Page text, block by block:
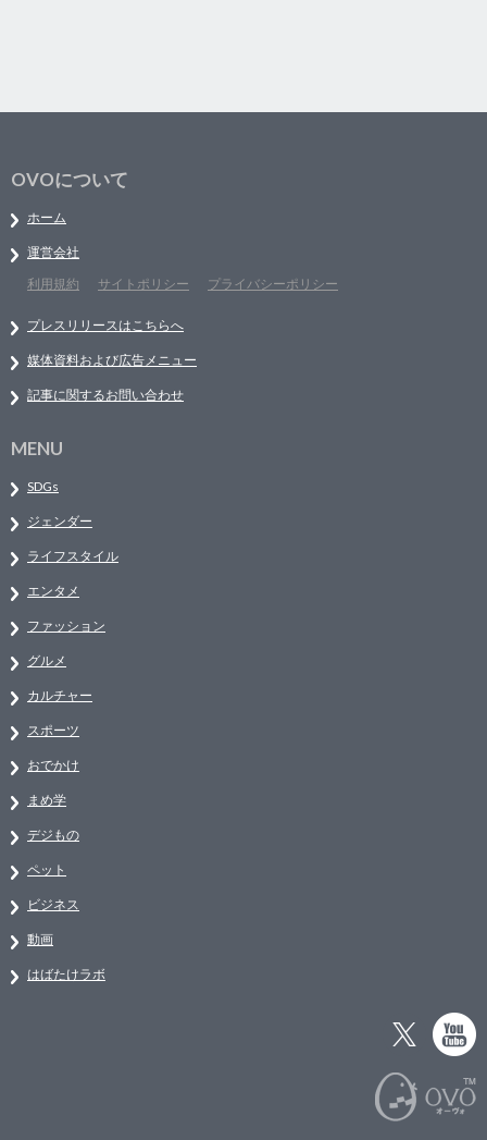
OVOについて
ホーム
運営会社
利用規約
サイトポリシー プライバシーポリシー
プレスリリースはこちらへ
媒体資料および広告メニュー
記事に関するお問い合わせ
MENU
SDGs
ジェンダー
ライフスタイル
エンタメ
ファッション
グルメ
カルチャー
スポーツ
おでかけ
まめ学
デジもの
ペット
ビジネス
動画
はばたけラボ